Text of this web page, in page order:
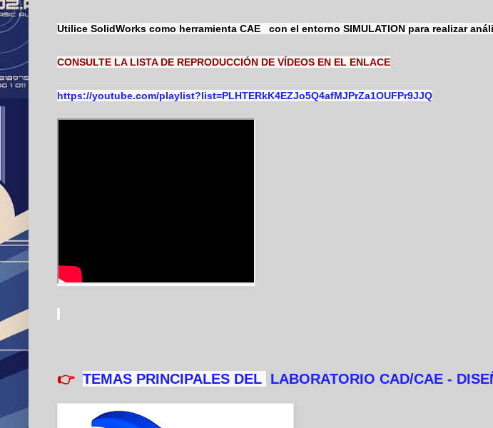
Utilice SolidWorks como herramienta CAE con el entorno SIMULATION para realizar
CONSULTE LA LISTA DE REPRODUCCIÓN DE VÍDEOS EN EL ENLACE
https://youtube.com/playlist?list=PLHTERkK4EZJo5Q4afMJPrZa1OUFPr9JJQ
👉 TEMAS PRINCIPALES DEL LABORATORIO CAD/CAE -